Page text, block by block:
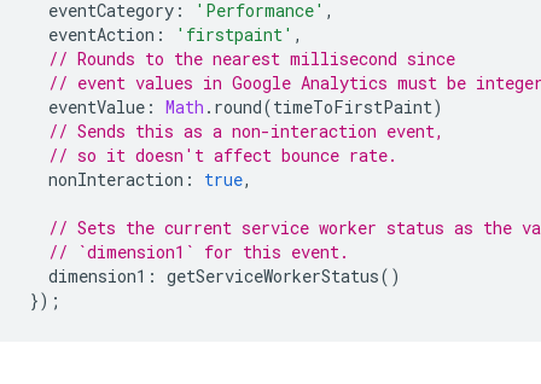
eventCategory : 'Performance' ,
eventAction : 'firstpaint' ,
// Rounds to the nearest millisecond since
// event values in Google Analytics must be
eventValue : Math . round(timeToFirstPaint)
// Sends this as a non-interaction event,
// so it doesn't affect bounce rate.
nonInteraction : true,
// Sets the current service worker status as the
// `dimension1` for this event.
dimension1 : getServiceWorkerStatus()
});